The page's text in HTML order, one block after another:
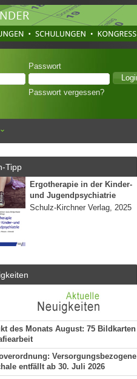
Passwort
Passwort vergessen?
Tipp
Ergotherapie in der Kinder-
und Jugendpsychiatrie
Schulz-Kirchner Verlag, 2025
des Monats August: 75 Bildkarten
Versorgungsbezogene
entfällt ab 30. Juli 2026